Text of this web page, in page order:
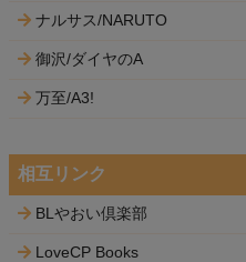
ナルサス/NARUTO
御沢/ダイヤのA
万至/A3!
相互リンク
BLやおい倶楽部
LoveCP Books